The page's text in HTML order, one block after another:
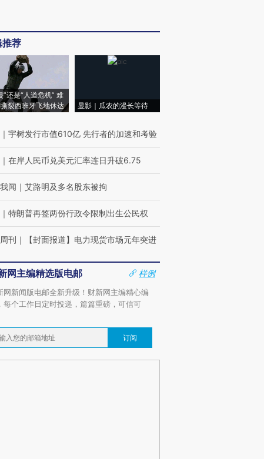
推荐
”还是“人道危机” 难
裂西班牙飞地休达
显影｜瓜农的漫长等待
｜ 宇树发行市值610亿 先行者的加速和考验
｜ 在岸人民币兑美元汇率连日升破6.75
闻 ｜ 艾路明及多名股东被拘
｜ 特朗普再签两份行政令限制出生公民权
刊 ｜ 【封面报道】电力现货市场元年突进
网主编精选版电邮
样例
网新闻版电邮全新升级！财新网主编精心编
每个工作日定时投递，篇篇重磅，可信可
订阅